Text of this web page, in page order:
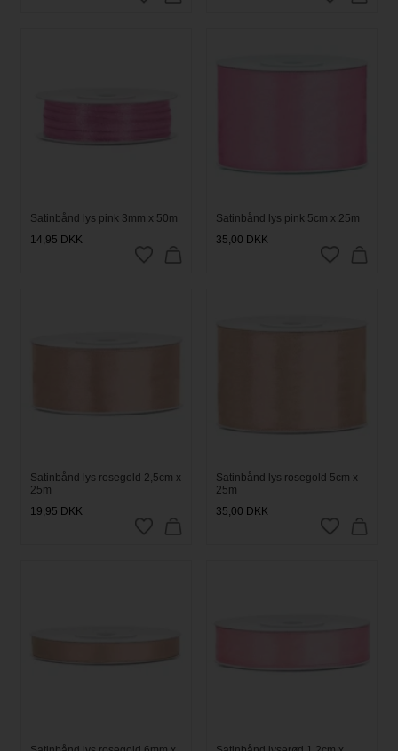
Satinbånd lys pink 3mm x 50m
14,95 DKK
Satinbånd lys pink 5cm x 25m
35,00 DKK
Satinbånd lys rosegold 2,5cm x
25m
19,95 DKK
Satinbånd lys rosegold 5cm x
25m
35,00 DKK